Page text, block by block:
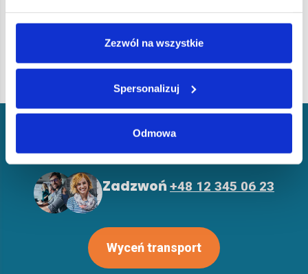
Zezwól na wszystkie
Spersonalizuj
Odmowa
Zadzwoń +48 12 345 06 23
Wyceń transport